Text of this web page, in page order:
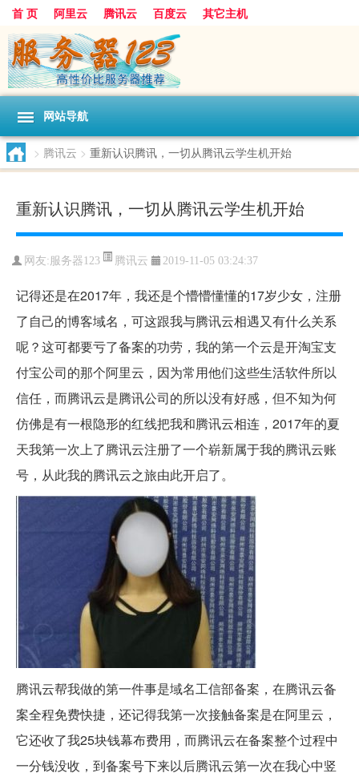
首 页 阿里云 腾讯云 百度云 其它主机
网站导航
> 腾讯云 > 重新认识腾讯，一切从腾讯云学生机开始
重新认识腾讯，一切从腾讯云学生机开始
网友:服务器123 腾讯云 2019-11-05 03:24:37
记得还是在2017年，我还是个懵懵懂懂的17岁少女，注册
了自己的博客域名，可这跟我与腾讯云相遇又有什么关系
呢？这可都要亏了备案的功劳，我的第一个云是开淘宝支
付宝公司的那个阿里云，因为常用他们这些生活软件所以
信任，而腾讯云是腾讯公司的所以没有好感，但不知为何
仿佛是有一根隐形的红线把我和腾讯云相连，2017年的夏
天我第一次上了腾讯云注册了一个崭新属于我的腾讯云账
号，从此我的腾讯云之旅由此开启了。
腾讯云帮我做的第一件事是域名工信部备案，在腾讯云备
案全程免费快捷，还记得我第一次接触备案是在阿里云，
它还收了我25块钱幕布费用，而腾讯云在备案整个过程中
一分钱没收，到备案号下来以后腾讯云第一次在我心中竖